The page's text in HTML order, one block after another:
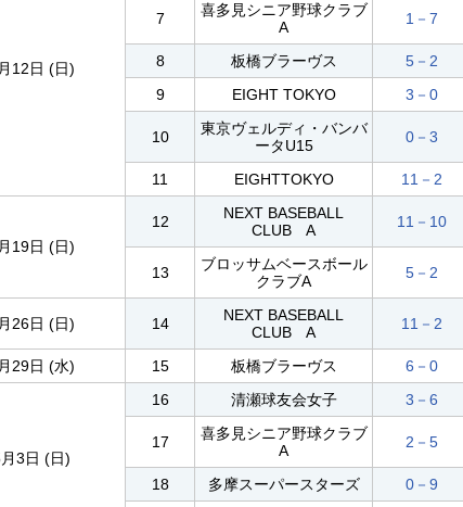
12日 (日)
7
喜多見シニア野球クラブ
A
1－7
8 板橋ブラーヴス 5－2
9
EIGHT TOKYO 3－0
10
東京ヴェルディ・バンバ
ータU15
0－3
11 EIGHTTOKYO 11－2
19日 (日)
12
NEXT BASEBALL
CLUB A
11－10
13
ブロッサムベースボール
クラブA
5－2
26日 (日) 14
NEXT BASEBALL
CLUB A
11－2
29日 (水) 15 板橋ブラーヴス 6－0
3日 (日)
16 清瀬球友会女子 3－6
17
喜多見シニア野球クラブ
A
2－5
18 多摩スーパースターズ 0－9